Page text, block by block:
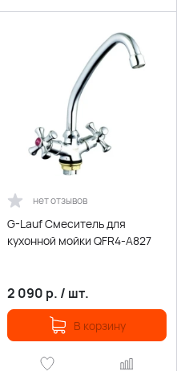
нет отзывов
G-Lauf Смеситель для
кухонной мойки QFR4-A827
2 090 р. / шт.
В корзину